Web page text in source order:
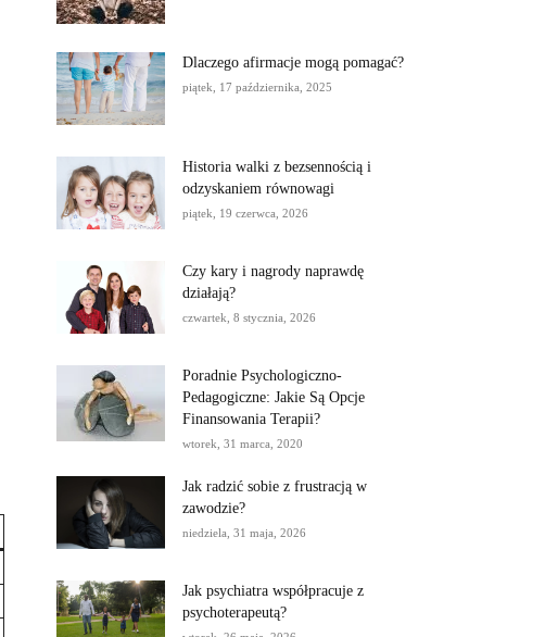
Dlaczego afirmacje mogą pomagać?
piątek, 17 października, 2025
Historia walki z bezsennością i
odzyskaniem równowagi
piątek, 19 czerwca, 2026
Czy kary i nagrody naprawdę
działają?
czwartek, 8 stycznia, 2026
Poradnie Psychologiczno-
Pedagogiczne: Jakie Są Opcje
Finansowania Terapii?
wtorek, 31 marca, 2020
Jak radzić sobie z frustracją w
zawodzie?
niedziela, 31 maja, 2026
Jak psychiatra współpracuje z
psychoterapeutą?